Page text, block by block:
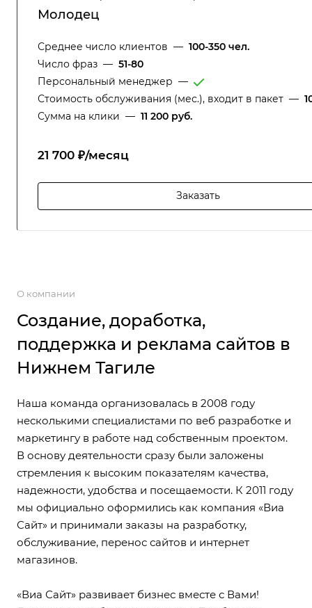
Молодец
Среднее число клиентов — 100-350 чел.
Число фраз — 51-80
Персональный менеджер —
Стоимость обслуживания (мес.), входит в пакет —
Сумма на клики — 11 200 руб.
21 700 ₽/месяц
Заказать
О компании
Создание, доработка,
поддержка и реклама сайтов в
Нижнем Тагиле
Наша команда организовалась в 2008 году
несколькими специалистами по веб разработке и
маркетингу в работе над собственным проектом.
В основу деятельности сразу были заложены
стремления к высоким показателям качества,
надежности, удобства и посещаемости. К 2011 году
мы официально оформились как компания «Виа
Сайт» и принимали заказы на разработку,
обслуживание, перенос сайтов и интернет
магазинов.
«Виа Сайт» развивает бизнес вместе с Вами!